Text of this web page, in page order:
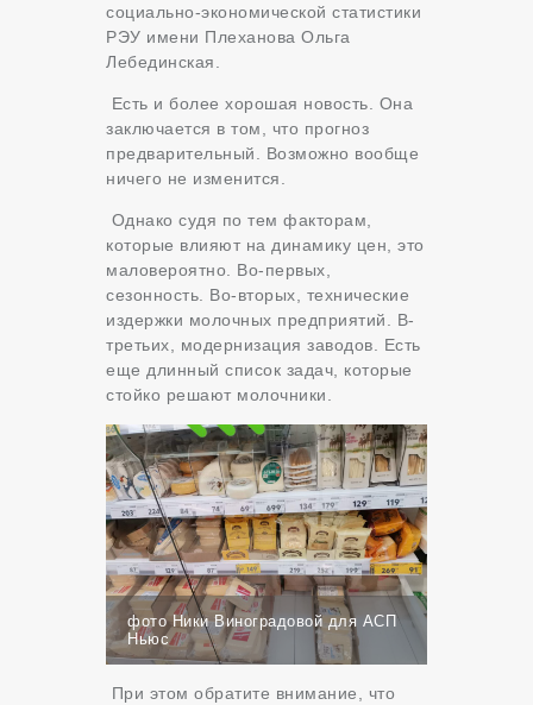
социально-экономической статистики
РЭУ имени Плеханова Ольга
Лебединская.
Есть и более хорошая новость. Она
заключается в том, что прогноз
предварительный. Возможно вообще
ничего не изменится.
Однако судя по тем факторам,
которые влияют на динамику цен, это
маловероятно. Во-первых,
сезонность. Во-вторых, технические
издержки молочных предприятий. В-
третьих, модернизация заводов. Есть
еще длинный список задач, которые
стойко решают молочники.
фото Ники Виноградовой для АСП
Ньюс
При этом обратите внимание, что